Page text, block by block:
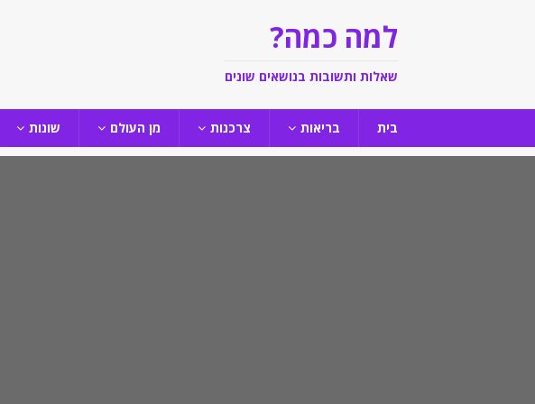
למה כמה?
שאלות ותשובות בנושאים שונים
בית בריאות צרכנות מן העולם שונות